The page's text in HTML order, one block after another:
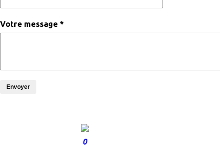
Votre message *
Envoyer
0